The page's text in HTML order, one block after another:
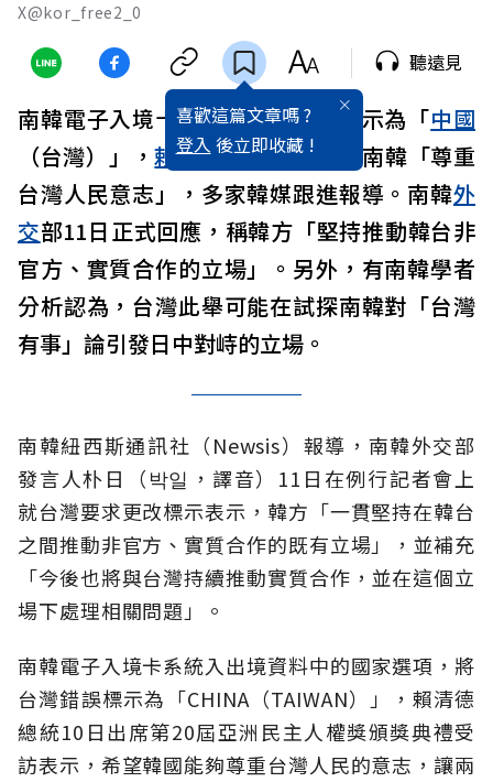
X@kor_free2_0
喜歡這篇文章嗎 ?
登入 後立即收藏 !
聽遠見
南韓電子入境卡系統將台灣錯誤標示為「中國
（台灣）」，賴清德總統10日喊話南韓「尊重
台灣人民意志」，多家韓媒跟進報導。南韓外
交部11日正式回應，稱韓方「堅持推動韓台非
官方、實質合作的立場」。另外，有南韓學者
分析認為，台灣此舉可能在試探南韓對「台灣
有事」論引發日中對峙的立場。
南韓紐西斯通訊社（Newsis）報導，南韓外交部
發言人朴日（박일，譯音）11日在例行記者會上
就台灣要求更改標示表示，韓方「一貫堅持在韓台
之間推動非官方、實質合作的既有立場」，並補充
「今後也將與台灣持續推動實質合作，並在這個立
場下處理相關問題」。
南韓電子入境卡系統入出境資料中的國家選項，將
台灣錯誤標示為「CHINA（TAIWAN）」，賴清德
總統10日出席第20屆亞洲民主人權獎頒獎典禮受
訪表示，希望韓國能夠尊重台灣人民的意志，讓兩